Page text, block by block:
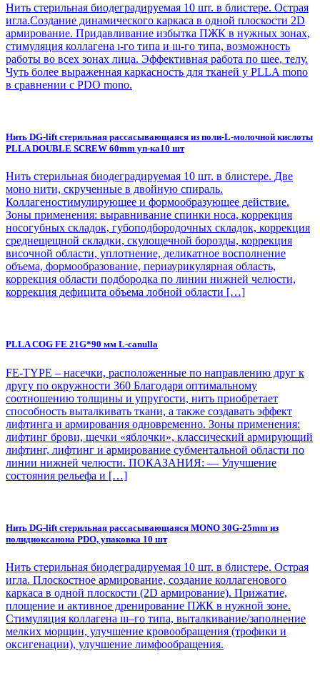
Нить стерильная биодеградируемая 10 шт. в блистере. Острая
игла.Создание динамического каркаса в одной плоскости 2D
армирование. Придавливание избытка ПЖК в нужных зонах,
стимуляция коллагена ı-го типа и ııı-го типа, возможность
работы во всех зонах лица. Эффективная работа по шее, телу.
Чуть более выраженная каркасность для тканей у PLLA mono
в сравнении с PDO mono.
Нить DG-lift стерильная рассасывающаяся из поли-L-молочной кислоты
PLLA DOUBLE SCREW 60mm уп-ка10 шт
Нить стерильная биодеградируемая 10 шт. в блистере. Две
моно нити, скрученные в двойную спираль.
Коллагеностимулирующее и формообразующее действие.
Зоны применения: выравнивание спинки носа, коррекция
носогубных складок, губоподбородочных складок, коррекция
среднещещной складки, скулощечной борозды, коррекция
височной области, уплотнение, деликатное восполнение
объема, формообразование, периаурикулярная область,
коррекция области подбородка по линии нижней челюсти,
коррекция дефицита объема лобной области […]
PLLA COG FE 21G*90 мм L-сanulla
FE-TYPE – насечки, расположенные по направлению друг к
другу по окружности 360 Благодаря оптимальному
соотношению толщины и упругости, нить приобретает
способность выталкивать ткани, а также создавать эффект
лифтинга и армирования одновременно. Зоны применения:
лифтинг брови, щечки «яблочки», классический армирующий
лифтинг, лифтинг и армирование субментальной области по
линии нижней челюсти. ПОКАЗАНИЯ: — Улучшение
состояния рельефа и […]
Нить DG-lift стерильная рассасывающаяся MONO 30G-25mm из
полидиоксанона PDO, упаковка 10 шт
Нить стерильная биодеградируемая 10 шт. в блистере. Острая
игла. Плоскостное армирование, создание коллагенового
каркаса в одной плоскости (2D армирование). Прижатие,
площение и активное дренирование ПЖК в нужной зоне.
Стимуляция коллагена ııı–го типа, выталкивание/заполнение
мелких морщин, улучшение кровообращения (трофики и
оксигенации), улучшение лимфообращения.